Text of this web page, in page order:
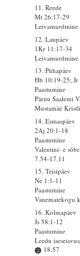
11. Reede
Mt 26:17-29
Leivamurdmine
12. Laupäev
1Kr 11:17-34
Leivamurdmine
13. Pühapäev
Hb 10:19-25;
Paastumine
Pärnu Saalemi
Mustamäe
14. Esmaspäev
2Aj 20:1-18
Paastumine
Valentini- e
7.54-17.11
15. Teisipäev
Ne 1:1-11
Paastumine
Vanematekogu
16. Kolmapäev
Js 58:1-12
Paastumine
Leedu
18.57